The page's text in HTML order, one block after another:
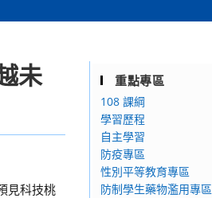
未
見科技桃
重點專區
108 課綱
學習歷程
自主學習
防疫專區
性別平等教育專區
防制學生藥物濫用專區